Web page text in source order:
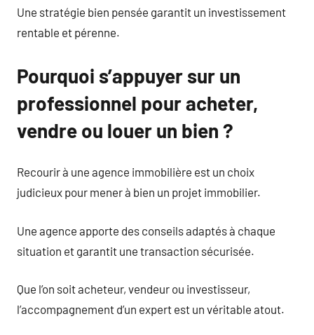
Une stratégie bien pensée garantit un investissement
rentable et pérenne.
Pourquoi s’appuyer sur un
professionnel pour acheter,
vendre ou louer un bien ?
Recourir à une agence immobilière est un choix
judicieux pour mener à bien un projet immobilier.
Une agence apporte des conseils adaptés à chaque
situation et garantit une transaction sécurisée.
Que l’on soit acheteur, vendeur ou investisseur,
l’accompagnement d’un expert est un véritable atout.